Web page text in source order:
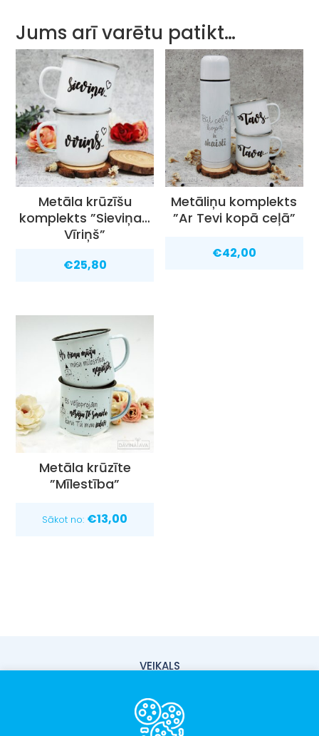
Jums arī varētu patikt…
Metāla krūzīšu
komplekts ”Sieviņa…
Vīriņš”
€25,80
Metāliņu komplekts
”Ar Tevi kopā ceļā”
€42,00
Metāla krūzīte
”Mīlestība”
Sākot no: €13,00
VEIKALS
PAR MUMS